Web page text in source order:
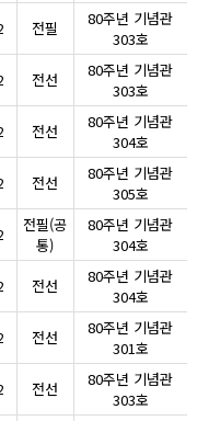
전필
80주년 기념관
303호
전선
80주년 기념관
303호
전선
80주년 기념관
304호
전선
80주년 기념관
305호
전필(공
통)
80주년 기념관
304호
전선
80주년 기념관
304호
전선
80주년 기념관
301호
전선
80주년 기념관
303호